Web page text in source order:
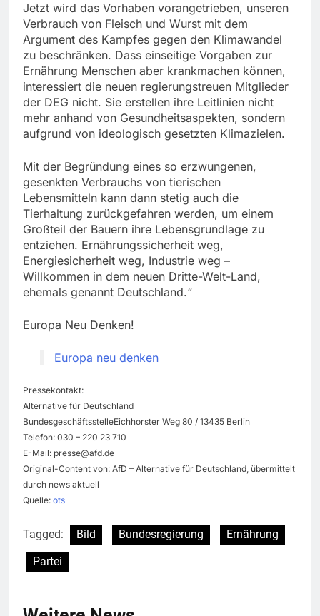
Jetzt wird das Vorhaben vorangetrieben, unseren
Verbrauch von Fleisch und Wurst mit dem
Argument des Kampfes gegen den Klimawandel
zu beschränken. Dass einseitige Vorgaben zur
Ernährung Menschen aber krankmachen können,
interessiert die neuen regierungstreuen Mitglieder
der DEG nicht. Sie erstellen ihre Leitlinien nicht
mehr anhand von Gesundheitsaspekten, sondern
aufgrund von ideologisch gesetzten Klimazielen.
Mit der Begründung eines so erzwungenen,
gesenkten Verbrauchs von tierischen
Lebensmitteln kann dann stetig auch die
Tierhaltung zurückgefahren werden, um einem
Großteil der Bauern ihre Lebensgrundlage zu
entziehen. Ernährungssicherheit weg,
Energiesicherheit weg, Industrie weg –
Willkommen in dem neuen Dritte-Welt-Land,
ehemals genannt Deutschland.“
Europa Neu Denken!
Europa neu denken
Pressekontakt:
Alternative für Deutschland
BundesgeschäftsstelleEichhorster Weg 80 / 13435 Berlin
Telefon: 030 – 220 23 710
E-Mail: presse@afd.de
Original-Content von: AfD – Alternative für Deutschland, übermittelt
durch news aktuell
Quelle: ots
Tagged: Bild Bundesregierung
Ernährung
Partei